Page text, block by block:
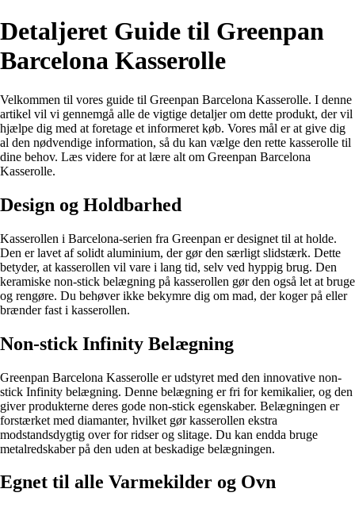
Detaljeret Guide til Greenpan
Barcelona Kasserolle
Velkommen til vores guide til Greenpan Barcelona Kasserolle. I denne
artikel vil vi gennemgå alle de vigtige detaljer om dette produkt, der vil
hjælpe dig med at foretage et informeret køb. Vores mål er at give dig
al den nødvendige information, så du kan vælge den rette kasserolle til
dine behov. Læs videre for at lære alt om Greenpan Barcelona
Kasserolle.
Design og Holdbarhed
Kasserollen i Barcelona-serien fra Greenpan er designet til at holde.
Den er lavet af solidt aluminium, der gør den særligt slidstærk. Dette
betyder, at kasserollen vil vare i lang tid, selv ved hyppig brug. Den
keramiske non-stick belægning på kasserollen gør den også let at bruge
og rengøre. Du behøver ikke bekymre dig om mad, der koger på eller
brænder fast i kasserollen.
Non-stick Infinity Belægning
Greenpan Barcelona Kasserolle er udstyret med den innovative non-
stick Infinity belægning. Denne belægning er fri for kemikalier, og den
giver produkterne deres gode non-stick egenskaber. Belægningen er
forstærket med diamanter, hvilket gør kasserollen ekstra
modstandsdygtig over for ridser og slitage. Du kan endda bruge
metalredskaber på den uden at beskadige belægningen.
Egnet til alle Varmekilder og Ovn